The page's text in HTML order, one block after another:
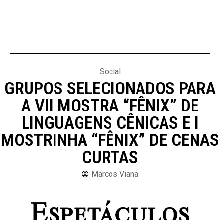
Social
GRUPOS SELECIONADOS PARA
A VII MOSTRA “FÊNIX” DE
LINGUAGENS CÊNICAS E I
MOSTRINHA “FÊNIX” DE CENAS
CURTAS
Marcos Viana